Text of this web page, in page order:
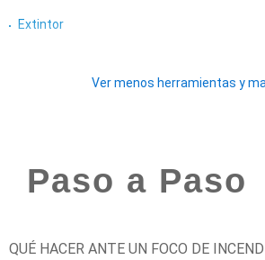
Extintor
Ver menos herramientas y
Paso a Paso
QUÉ HACER ANTE UN FOCO DE